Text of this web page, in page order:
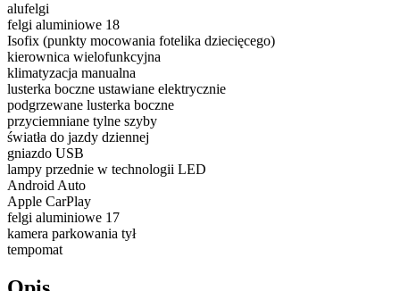
alufelgi
felgi aluminiowe 18
Isofix (punkty mocowania fotelika dziecięcego)
kierownica wielofunkcyjna
klimatyzacja manualna
lusterka boczne ustawiane elektrycznie
podgrzewane lusterka boczne
przyciemniane tylne szyby
światła do jazdy dziennej
gniazdo USB
lampy przednie w technologii LED
Android Auto
Apple CarPlay
felgi aluminiowe 17
kamera parkowania tył
tempomat